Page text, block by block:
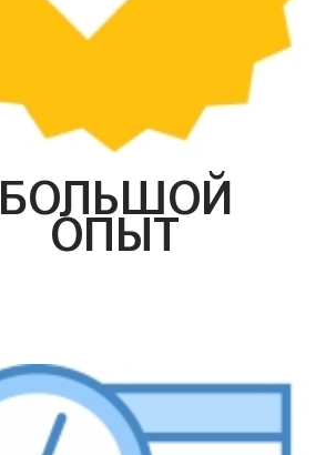
БОЛЬШОЙ
ОПЫТ